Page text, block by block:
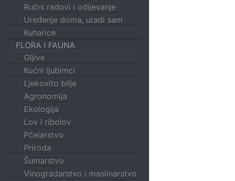
Ručni radovi i odijevanje
Uređenje doma, uradi sam
Kuharice
FLORA I FAUNA
Gljive
Kućni ljubimci
Ljekovito bilje
Agronomija
Ekologija
Lov i ribolov
Pčelarstvo
Priroda
Šumarstvo
Vinogradarstvo i maslinarstvo